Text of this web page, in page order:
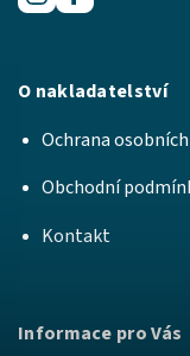
O nakladatelství
Ochrana
Obchodní
Kontakt
Informace pro Vás